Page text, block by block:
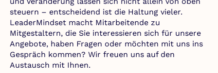
steuern – entscheidend ist die Haltung vieler.
LeaderMindset macht Mitarbeitende zu
Mitgestaltern, die Sie interessieren sich für unsere
Angebote, haben Fragen oder möchten mit uns ins
Gespräch kommen? Wir freuen uns auf den
Austausch mit Ihnen.